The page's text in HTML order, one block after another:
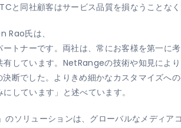
と同社顧客はサービス品質を損なうことなく
Rao氏は、
トナーです。両社は、常にお客様を第一に
しています。NetRangeの技術や知見によ
断でした。よりきめ細かなカスタマイズへ
しています」と述べています。
ソリューションは、グローバルなメディア